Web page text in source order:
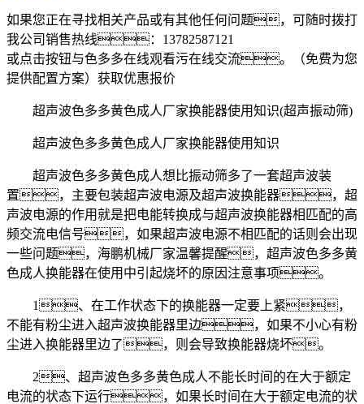
如果您正在寻找相关产品或有其他任何问题，可随时拨打
我公司销售热线： 13782587121
或点击按钮与色多多在线观看污在线交流。（免费为您
提供配置方案） 获取优惠报价
超声波色多多黄色成人厂家换能器使用知识(超声振动筛)
超声波色多多黄色成人厂家换能器使用知识
超声波色多多黄色成人想比振动筛多了一套超声波装
置，主要包装超声波电源及超声波换能器，超
声波电源的作用就是把电能转换成与超声波换能器相匹配的高
频交流电信号，如果超声波电源不相匹配的话则会出现
一些问题，海鹏机械厂家温馨提醒，超声波色多多黄
色成人换能器在使用中引起烧坏的原因注意事项。
1、在工作状态下的换能器一定要上紧，
不能有粉尘进入超声波换能器里边，如果不小心有粉
尘进入换能器里边了，则会导致换能器烧坏。
2、超声波色多多黄色成人不能长时间的在大于额定
电流的状态下运行，如果长时间在大于额定电流的状